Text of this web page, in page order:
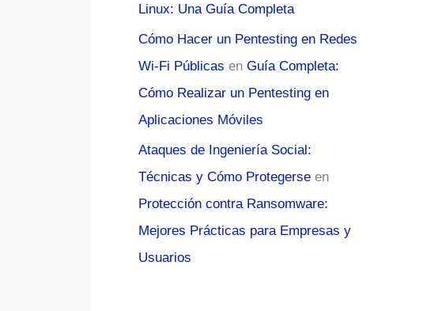
Linux: Una Guía Completa
Cómo Hacer un Pentesting en Redes
Wi-Fi Públicas en Guía Completa:
Cómo Realizar un Pentesting en
Aplicaciones Móviles
Ataques de Ingeniería Social:
Técnicas y Cómo Protegerse en
Protección contra Ransomware:
Mejores Prácticas para Empresas y
Usuarios